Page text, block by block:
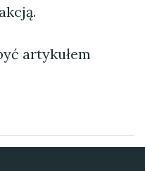
artykułem